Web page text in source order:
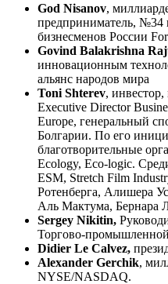
God Nisanov,
предприниматель, №34
бизнесменов России
Govind Balakrishna
инновационным
альянс народов мира
Toni Shterev,
Executive Director
Europe, генеральный
Болгарии. По его
благотворительные
Ecology, Eco-logic.
ESM, Stretch Film
Ротенберга, Алишера
Аль Мактума, Бернара
Sergey Nikitin,
Торгово-
Didier Le Calvez,
Alexander Gerchik,
NYSE/NASDAQ.